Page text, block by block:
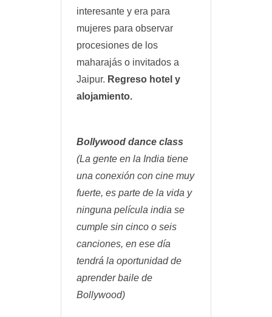
interesante y era para
mujeres para observar
procesiones de los
maharajás o invitados a
Jaipur. Regreso hotel y
alojamiento.
Bollywood dance class
(La gente en la India tiene
una conexión con cine muy
fuerte, es parte de la vida y
ninguna película india se
cumple sin cinco o seis
canciones, en ese día
tendrá la oportunidad de
aprender baile de
Bollywood)